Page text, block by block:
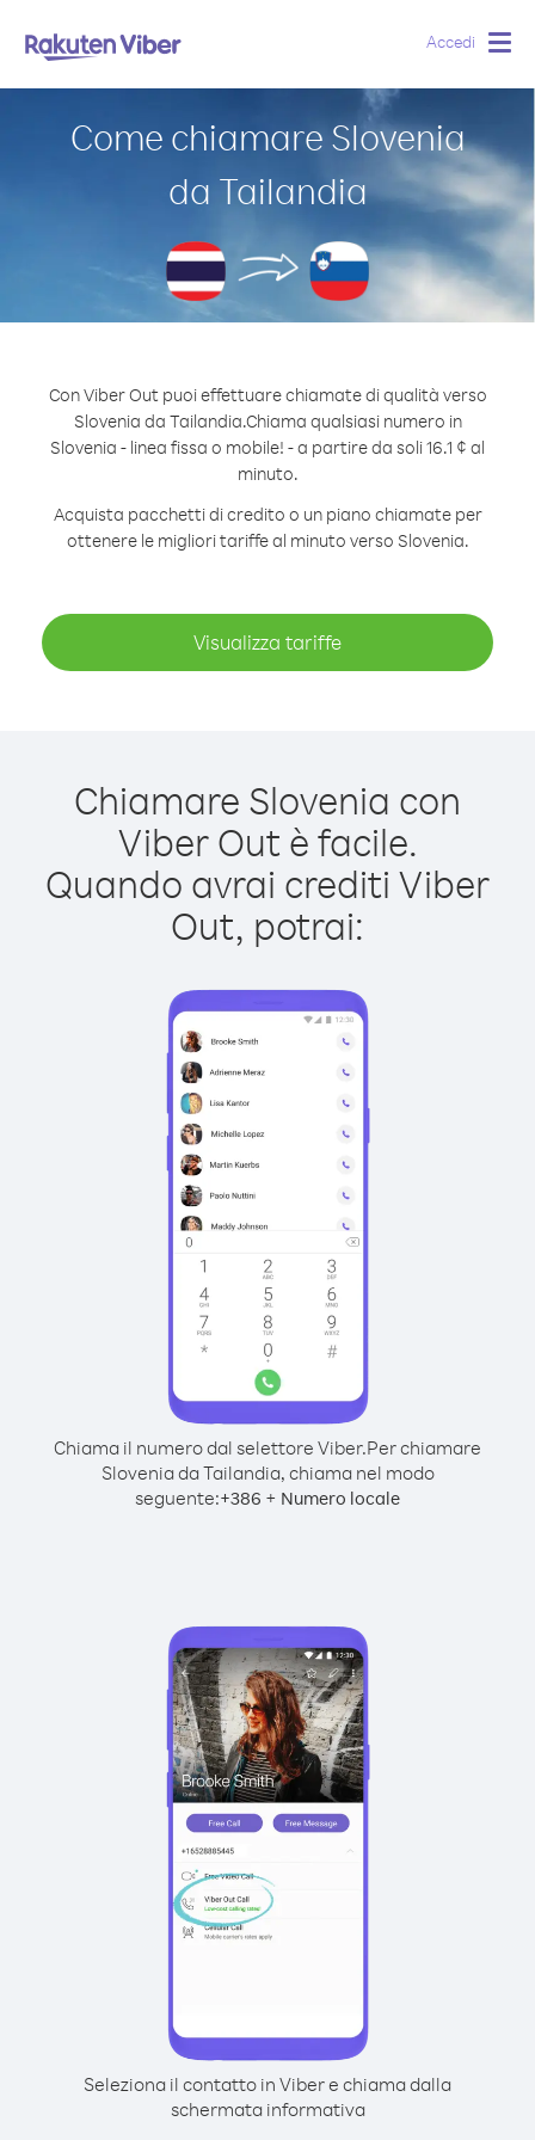
Accedi
Come chiamare Slovenia
da Tailandia
Con Viber Out puoi effettuare chiamate di qualità verso
Slovenia da Tailandia.Chiama qualsiasi numero in
Slovenia - linea fissa o mobile! - a partire da soli 16.1 ¢ al
minuto.
Acquista pacchetti di credito o un piano chiamate per
ottenere le migliori tariffe al minuto verso Slovenia.
Visualizza tariffe
Chiamare Slovenia con
Viber Out è facile.
Quando avrai crediti Viber
Out, potrai:
Chiama il numero dal selettore Viber.Per chiamare
Slovenia da Tailandia, chiama nel modo
seguente:+386 + Numero locale
Seleziona il contatto in Viber e chiama dalla
schermata informativa